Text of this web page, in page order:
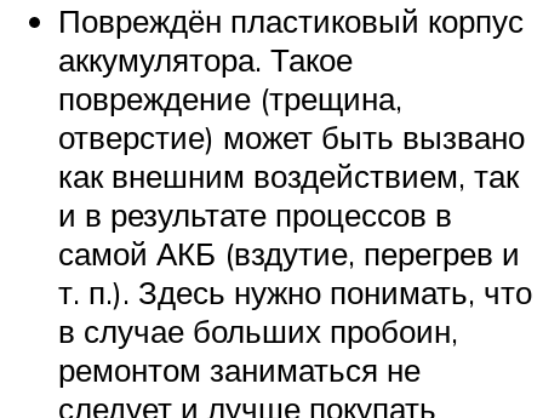
Повреждён пластиковый корпус
аккумулятора. Такое
повреждение (трещина,
отверстие) может быть вызвано
как внешним воздействием, так
и в результате процессов в
самой АКБ (вздутие, перегрев и
т. п.). Здесь нужно понимать, что
в случае больших пробоин,
ремонтом заниматься не
следует и лучше покупать